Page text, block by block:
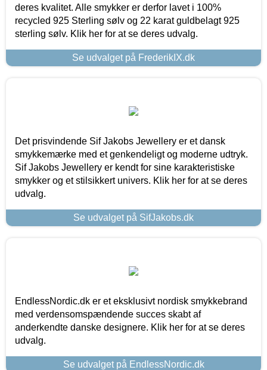
deres kvalitet. Alle smykker er derfor lavet i 100%
recycled 925 Sterling sølv og 22 karat guldbelagt 925
sterling sølv. Klik her for at se deres udvalg.
Se udvalget på FrederikIX.dk
Det prisvindende Sif Jakobs Jewellery er et dansk
smykkemærke med et genkendeligt og moderne udtryk.
Sif Jakobs Jewellery er kendt for sine karakteristiske
smykker og et stilsikkert univers. Klik her for at se deres
udvalg.
Se udvalget på SifJakobs.dk
EndlessNordic.dk er et eksklusivt nordisk smykkebrand
med verdensomspændende succes skabt af
anderkendte danske designere. Klik her for at se deres
udvalg.
Se udvalget på EndlessNordic.dk